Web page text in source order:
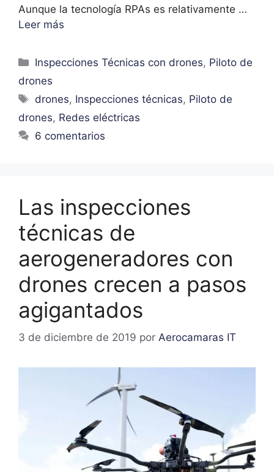
Aunque la tecnología RPAs es relativamente …
Leer más
Inspecciones Técnicas con drones, Piloto de
drones
drones, Inspecciones técnicas, Piloto de
drones, Redes eléctricas
6 comentarios
Las inspecciones
técnicas de
aerogeneradores con
drones crecen a pasos
agigantados
3 de diciembre de 2019 por Aerocamaras IT